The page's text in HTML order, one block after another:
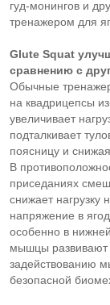
гуд-монингов и
тренажером для
Glute Squat
сравнению с
Обычные
на квадрицепсы
увеличивает
подталкивает
поясницу и
В
приседаниях
снижает нагрузку
напряжение в
особенно в
мышцы развивают
задействованию
безопасной